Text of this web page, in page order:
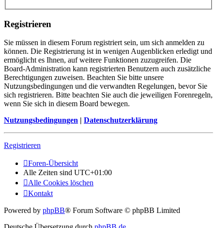
Registrieren
Sie müssen in diesem Forum registriert sein, um sich anmelden zu
können. Die Registrierung ist in wenigen Augenblicken erledigt und
ermöglicht es Ihnen, auf weitere Funktionen zuzugreifen. Die
Board-Administration kann registrierten Benutzern auch zusätzliche
Berechtigungen zuweisen. Beachten Sie bitte unsere
Nutzungsbedingungen und die verwandten Regelungen, bevor Sie
sich registrieren. Bitte beachten Sie auch die jeweiligen Forenregeln,
wenn Sie sich in diesem Board bewegen.
Nutzungsbedingungen | Datenschutzerklärung
Registrieren
Foren-Übersicht
Alle Zeiten sind UTC+01:00
Alle Cookies löschen
Kontakt
Powered by phpBB® Forum Software © phpBB Limited